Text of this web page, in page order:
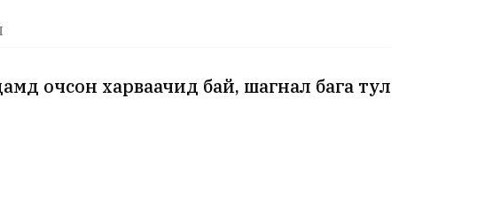
очсон харваачид бай, шагнал бага тул